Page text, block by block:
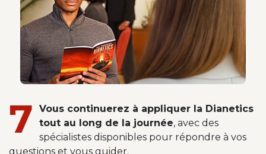
7
Vous continuerez à appliquer la Dianetics
tout au long de la journée, avec des
spécialistes disponibles pour répondre à vos
questions et vous guider.